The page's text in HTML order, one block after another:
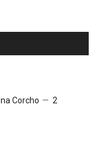
Corcho
2